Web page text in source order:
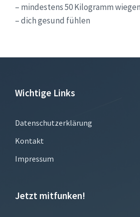
– mindestens 50 Kilogramm wiegen
– dich gesund fühlen
Wichtige Links
Datenschutzerklärung
Kontakt
Impressum
Jetzt mitfunken!